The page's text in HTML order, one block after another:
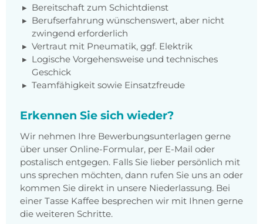
Bereitschaft zum Schichtdienst
Berufserfahrung wünschenswert, aber nicht
zwingend erforderlich
Vertraut mit Pneumatik, ggf. Elektrik
Logische Vorgehensweise und technisches
Geschick
Teamfähigkeit sowie Einsatzfreude
Erkennen Sie sich wieder?
Wir nehmen Ihre Bewerbungsunterlagen gerne
über unser Online-Formular, per E-Mail oder
postalisch entgegen. Falls Sie lieber persönlich mit
uns sprechen möchten, dann rufen Sie uns an oder
kommen Sie direkt in unsere Niederlassung. Bei
einer Tasse Kaffee besprechen wir mit Ihnen gerne
die weiteren Schritte.